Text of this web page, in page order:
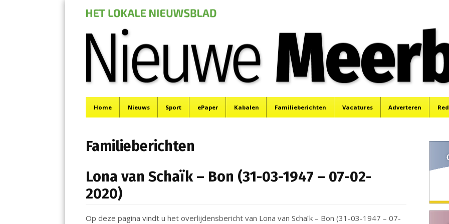
Menu
Home Nieuws Sport ePaper Kabalen Familieberichten Vacatures Adverteren
Familieberichten
Lona van Schaïk – Bon (31-03-1947 – 07-02-
2020)
Op deze pagina vindt u het overlijdensbericht van Lona van Schaïk – Bon (31-03-1947 – 07-